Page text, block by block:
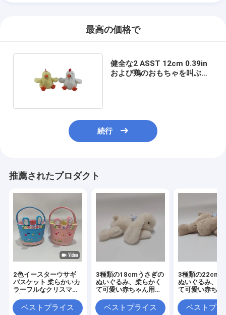
最高の価格で
健全な2 ASST 12cm 0.39in
および鶏のおもちゃを叫ぶ軽
続行
推薦されたプロダクト
2色イースターウサギ
バスケット 柔らかいカ
ラーフルなクリスマス
ン
ベストプライス
3種類の18cmうさぎの
ぬいぐるみ、柔らかく
て可愛い赤ちゃん用ウ
ベストプライス
3種類の22cm
ぬいぐるみ、柔
て可愛い赤ちゃ
ベストプラ